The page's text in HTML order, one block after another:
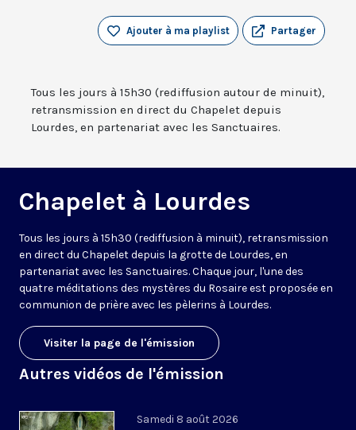
Partager
Ajouter à ma playlist
Tous les jours à 15h30 (rediffusion autour de minuit),
retransmission en direct du Chapelet depuis
Lourdes, en partenariat avec les Sanctuaires.
Chapelet à Lourdes
Tous les jours à 15h30 (rediffusion à minuit), retransmission
en direct du Chapelet depuis la grotte de Lourdes, en
partenariat avec les Sanctuaires. Chaque jour, l'une des
quatre méditations des mystères du Rosaire est proposée en
communion de prière avec les pèlerins à Lourdes.
Visiter la page de l'émission
Autres vidéos de l'émission
Samedi 8 août 2026